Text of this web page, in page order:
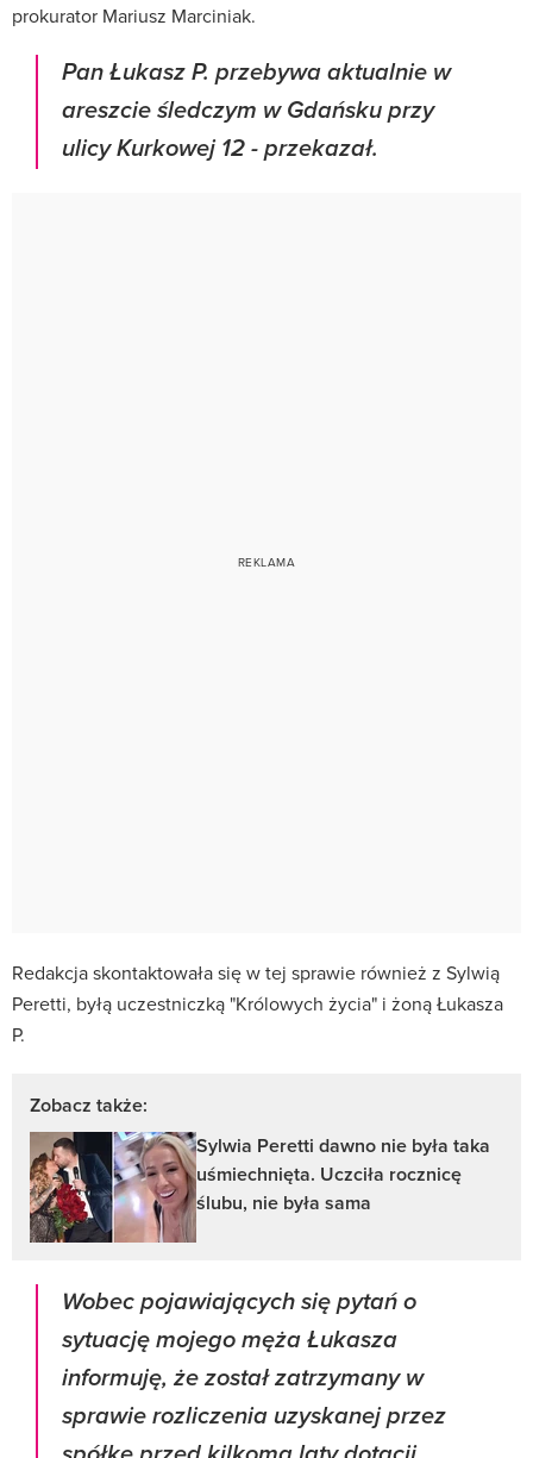
prokurator Mariusz Marciniak.
Pan Łukasz P. przebywa aktualnie w
areszcie śledczym w Gdańsku przy
ulicy Kurkowej 12 - przekazał.
Redakcja skontaktowała się w tej sprawie również z Sylwią
Peretti, byłą uczestniczką "Królowych życia" i żoną Łukasza
P.
Zobacz także:
Sylwia Peretti dawno nie była taka
uśmiechnięta. Uczciła rocznicę
ślubu, nie była sama
Wobec pojawiających się pytań o
sytuację mojego męża Łukasza
informuję, że został zatrzymany w
sprawie rozliczenia uzyskanej przez